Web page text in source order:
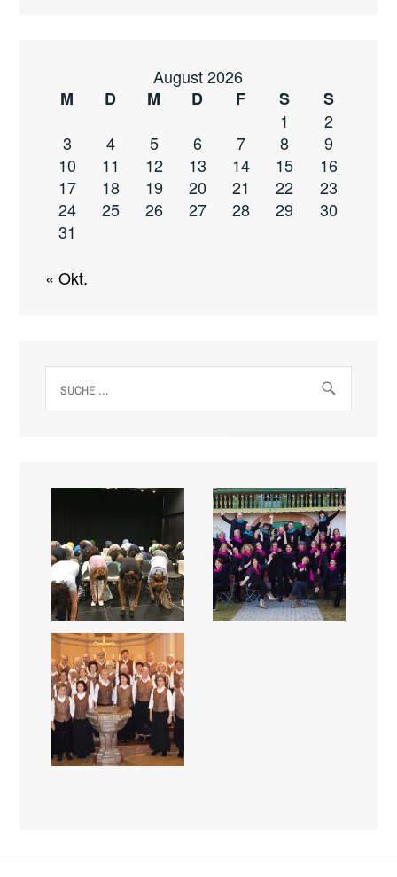
August 2026
M
D M D F S
S
1
2
3
4 5 6 7 8
9
10
11 12 13 14 15
16
17
18 19 20 21 22
23
24
25 26 27 28 29
30
31
« Okt.
nach: